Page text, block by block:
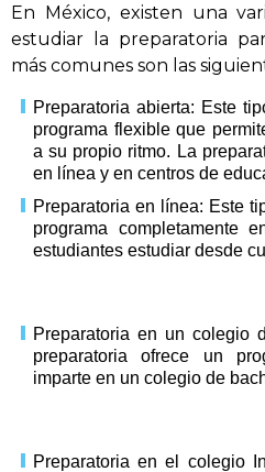
En México, existen una
estudiar la preparatoria
más comunes son las
Preparatoria abierta: Este
programa flexible que
a su propio ritmo. La
en línea y en centros de
Preparatoria en línea: Este
programa completamente
estudiantes estudiar desde
Preparatoria en un colegio
preparatoria ofrece un
imparte en un colegio de
Preparatoria en el colegio